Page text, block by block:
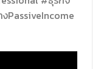
PassiveIncome